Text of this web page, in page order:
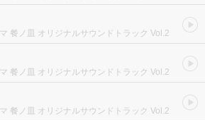
餐ノ皿 オリジナルサウンドトラック Vol.2
餐ノ皿 オリジナルサウンドトラック Vol.2
餐ノ皿 オリジナルサウンドトラック Vol.2